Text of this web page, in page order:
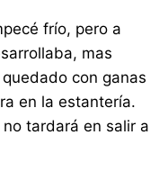
frío, pero a
mas
con ganas
en la estantería.
tardará en salir a